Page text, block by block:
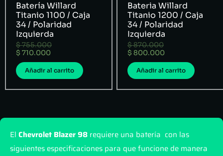
Batería Willard
Titanio 1100 / Caja
34 / Polaridad
Izquierda
$755.000
$ 710.000
Añadir al carrito
Bateria Willard
Titanio 1200 / Caja
34 / Polaridad
Izquierda
$870.000
$ 800.000
Añadir al carrito
El Chevrolet Blazer 98 requiere una batería con las
siguientes especificaciones para que funcione de manera